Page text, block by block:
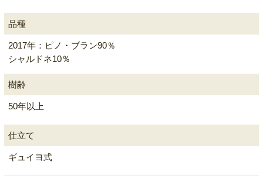
品種
2017年：ピノ・ブラン90％
シャルドネ10％
樹齢
50年以上
仕立て
ギュイヨ式